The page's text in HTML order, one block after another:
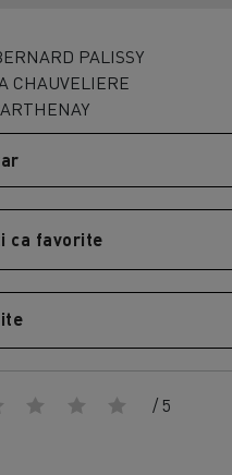
PALISSY
CHAUVELIERE
ca favorite
/ 5